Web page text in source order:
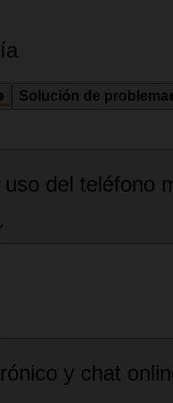
Solución de
del teléfono
y chat